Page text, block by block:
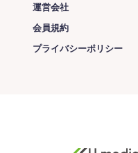
運営会社
会員規約
プライバシーポリシー